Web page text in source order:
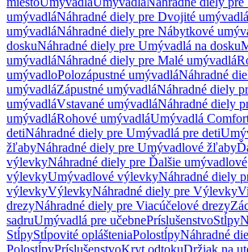
umývadláNáhradné diely pre Dvojité umývadlá
umývadláNáhradné diely pre Nábytkové
doskuNáhradné diely pre Umývadlá na dosku
umývadláNáhradné diely pre Malé umývadlá
umývadloPolozápustné umývadláNáhradné
umývadláZápustné umývadláNáhradné diely
umývadláVstavané umývadláNáhradné diely
umývadláRohové umývadláUmývadlá
detiNáhradné diely pre Umývadlá pre deti
žľabyNáhradné diely pre Umývadlové žľaby
výlevkyNáhradné diely pre Ďalšie umývadlové
výlevkyUmývadlové výlevkyNáhradné diely
výlevkyVýlevkyNáhradné diely pre Výlevky
drezyNáhradné diely pre Viacúčelové drezy
sadruUmývadlá pre učebnePríslušenstvoStĺpy
StĺpyStĺpovité oplášteniaPolostĺpyNáhradné
PolostĺpyPríslušenstvoKryt odtokuDržiak na